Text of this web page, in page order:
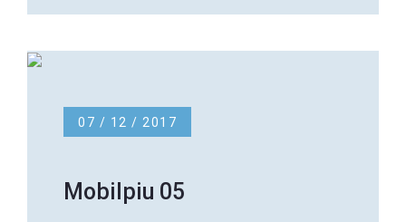
07 / 12 / 2017
Mobilpiu 05